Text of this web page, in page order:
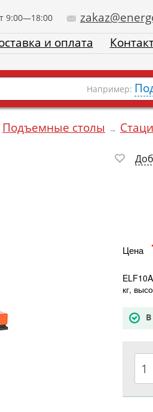
9:00—18:00
и оплата
Например:
Подъемные столы →
Цена
кг,